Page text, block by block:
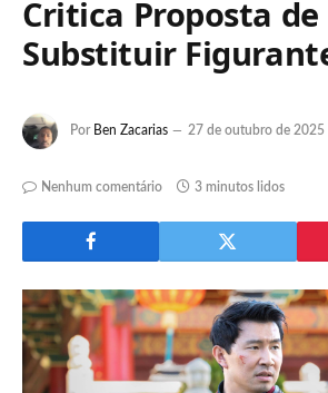
Critica Proposta de
Substituir
Por Ben Zacarias 27 de outubro de 2025
Nenhum comentário 3 minutos lidos